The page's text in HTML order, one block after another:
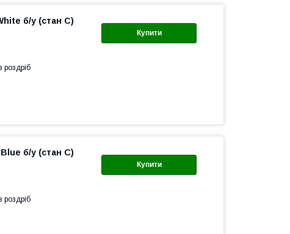
Купити
б/у (стан C)
роздріб
Купити
б/у (стан C)
роздріб